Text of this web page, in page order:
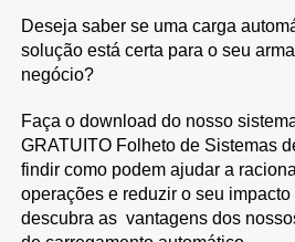
Deseja saber se uma carga
solução está certa para o seu
negócio?
Faça o download do nosso
GRATUITO Folheto de Sistemas
findir como podem ajudar a
operações e reduzir o seu impacto
descubra as vantagens dos